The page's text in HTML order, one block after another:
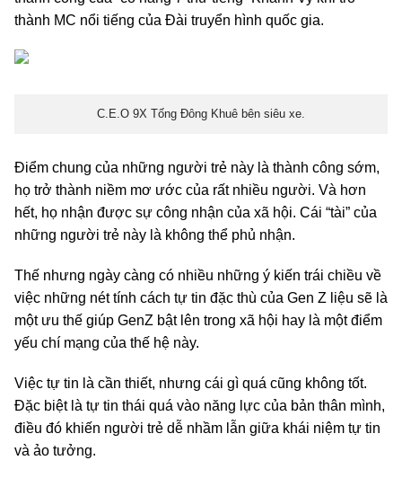
thành MC nổi tiếng của Đài truyển hình quốc gia.
C.E.O 9X Tống Đông Khuê bên siêu xe.
Điểm chung của những người trẻ này là thành công sớm,
họ trở thành niềm mơ ước của rất nhiều người. Và hơn
hết, họ nhận được sự công nhận của xã hội. Cái “tài” của
những người trẻ này là không thể phủ nhận.
Thế nhưng ngày càng có nhiều những ý kiến trái chiều về
việc những nét tính cách tự tin đặc thù của Gen Z liệu sẽ là
một ưu thế giúp GenZ bật lên trong xã hội hay là một điểm
yếu chí mạng của thế hệ này.
Việc tự tin là cần thiết, nhưng cái gì quá cũng không tốt.
Đặc biệt là tự tin thái quá vào năng lực của bản thân mình,
điều đó khiến người trẻ dễ nhầm lẫn giữa khái niệm tự tin
và ảo tưởng.